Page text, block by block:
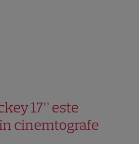
17” este
cinemtografe